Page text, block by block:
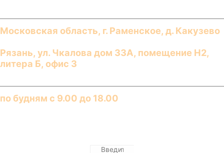
Московская область, г. Раменское, д. Какузево
Рязань, ул. Чкалова дом 33А, помещение Н2,
литера Б, офис 3
по будням с 9.00 до 18.00​